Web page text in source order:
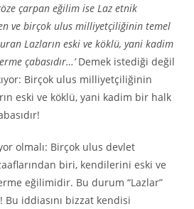
çarpan eğilim ise Laz etnik
ve birçok ulus milliyetçiliğinin temel
Lazların eski ve köklü, yani kadim
çabasıdır…’Demek istediği değil
Birçok ulus milliyetçiliğinin
eski ve köklü, yani kadim bir halk
olmalı: Birçok ulus devlet
biri, kendilerini eski ve
eğilimidir. Bu durum “Lazlar”
iddiasını bizzat kendisi